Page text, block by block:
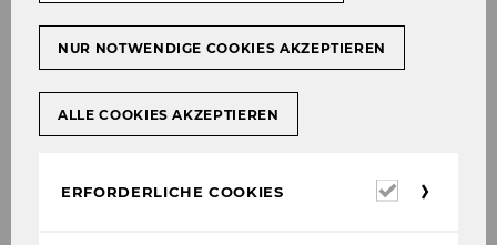
NUR NOTWENDIGE COOKIES AKZEPTIEREN
ALLE COOKIES AKZEPTIEREN
ERFORDERLICHE COOKIES